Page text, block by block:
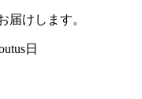
届けします。
日